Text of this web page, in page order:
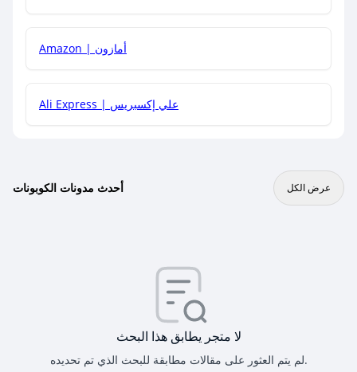
Amazon | أمازون
Ali Express | علي إكسبريس
أحدث مدونات الكوبونات عرض الكل
لا متجر يطابق هذا البحث
لم يتم العثور على مقالات مطابقة للبحث الذي تم تحديده.